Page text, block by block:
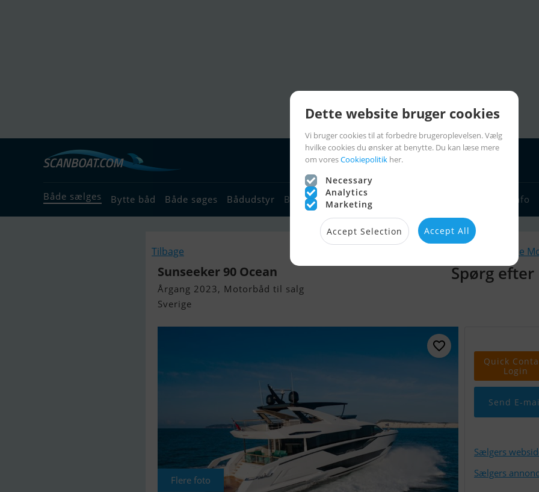
Både sælges Bytte båd Både søges Bådudstyr Bådforhandlere Sejlerlinks Sejlerinfo
Tilbage Lignende
Sunseeker 90 Ocean
Årgang 2023, Motorbåd til salg
Sverige
Spørg efter
Flere foto
Quick
Login
Send E-
Sælgers
Sælgers
Dette website bruger cookies
Vi bruger cookies til at forbedre brugeroplevelsen. Vælg
hvilke cookies du ønsker at benytte. Du kan læse mere
om voresCookiepolitik her.
Necessary
Analytics
Marketing
Accept Selection Accept All